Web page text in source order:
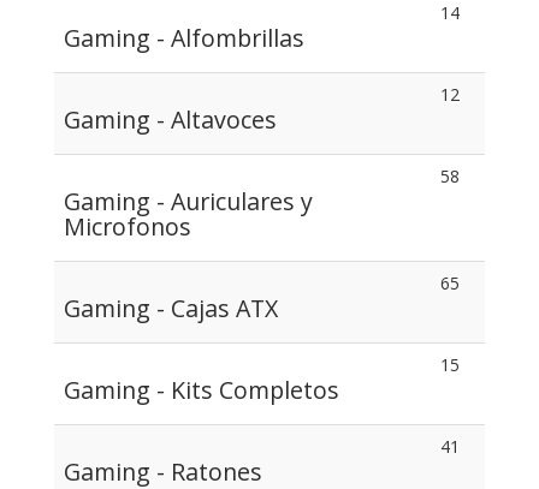
Gaming - Alfombrillas
14
Gaming - Altavoces
12
Gaming - Auriculares y
Microfonos
58
Gaming - Cajas ATX
65
Gaming - Kits Completos
15
Gaming - Ratones
41